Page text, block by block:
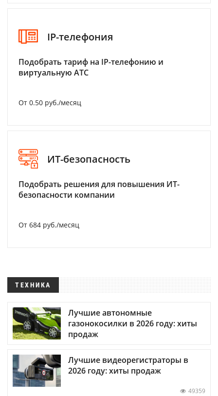
IP-телефония
Подобрать тариф на IP-телефонию и
виртуальную АТС
От 0.50 руб./месяц
ИТ-безопасность
Подобрать решения для повышения ИТ-
безопасности компании
От 684 руб./месяц
ТЕХНИКА
Лучшие автономные
газонокосилки в 2026 году: хиты
продаж
Лучшие видеорегистраторы в
2026 году: хиты продаж
49359